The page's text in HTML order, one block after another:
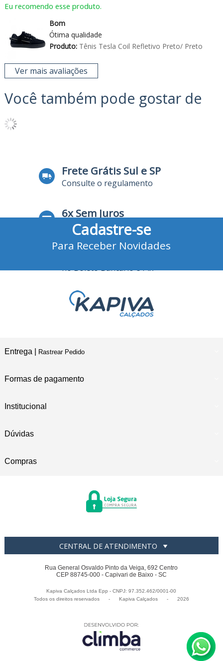
Eu recomendo esse produto.
Bom
Ótima qualidade
Produto:Tênis Tesla Coil Refletivo Preto/ Preto
Ver mais avaliações
Você também pode gostar de
Frete Grátis Sul e SP
Consulte o regulamento
6x Sem Juros
no Cartão de Crédito
no Boleto Bancário e Pix
Cadastre-se
Para Receber Novidades
Entrega | Rastrear Pedido
Formas de pagamento
Institucional
Dúvidas
Compras
CENTRAL DE ATENDIMENTO
Rua General Osvaldo Pinto da Veiga, 692 Centro
CEP 88745-000 - Capivari de Baixo - SC
Kapiva Calçados Ltda Epp - CNPJ: 97.352.462/0001-00
Todos os direitos reservados
- Kapiva Calçados - 2026